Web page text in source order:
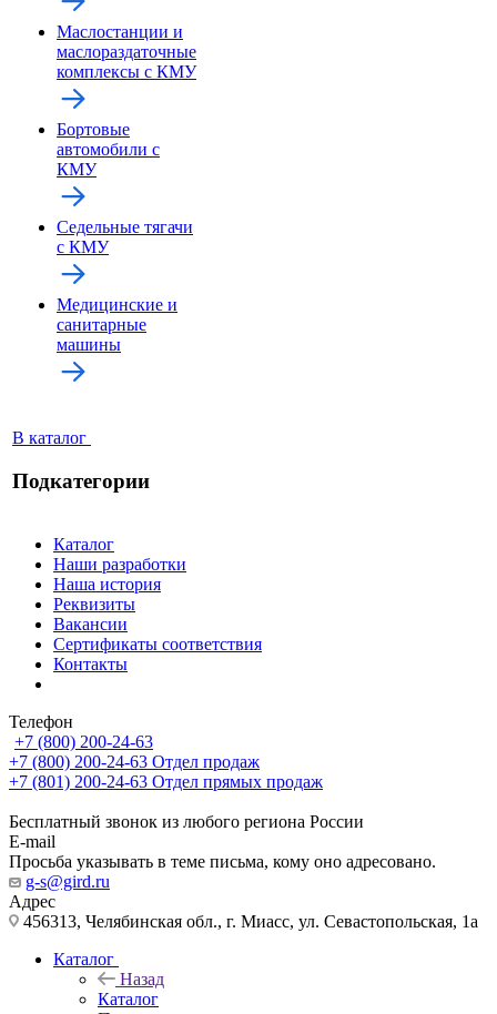
Маслостанции и
маслораздаточные
комплексы с КМУ
Бортовые
автомобили с
КМУ
Седельные тягачи
с КМУ
Медицинские и
санитарные
машины
В каталог
Подкатегории
Каталог
Наши разработки
Наша история
Реквизиты
Вакансии
Сертификаты соответствия
Контакты
Телефон
+7 (800) 200-24-63
+7 (800) 200-24-63 Отдел продаж
+7 (801) 200-24-63 Отдел прямых продаж
Бесплатный звонок из любого региона России
E-mail
Просьба указывать в теме письма, кому оно адресовано.
g-s@gird.ru
Адрес
456313, Челябинская обл., г. Миасс, ул. Севастопольская, 1а
Каталог
Назад
Каталог